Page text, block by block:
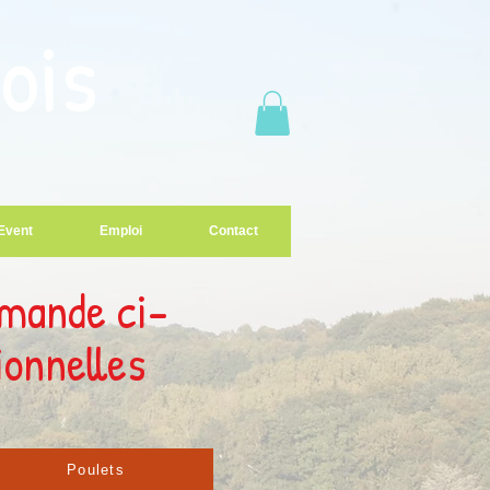
Emploi Contact
ci-
Poulets